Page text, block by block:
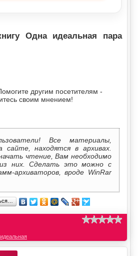
Одна идеальная пара
другим посетителям -
своим мнением!
Все материалы,
сайте, находятся в архивах.
чтение, Вам необходимо
них. Сделать это можно с
архиваторов, вроде WinRar
идеальная